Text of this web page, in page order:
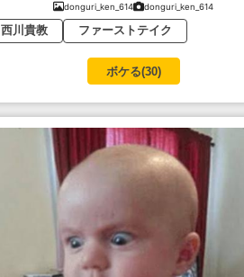
donguri_ken_614 donguri_ken_614
西川貴教 ファーストテイク
ボケる(30)